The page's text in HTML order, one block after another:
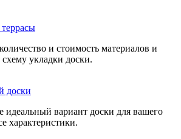
и стоимость материалов и
укладки доски.
доски
идеальный вариант доски для вашего
характеристики.